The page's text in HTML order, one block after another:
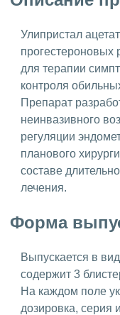
Улипристал
прогестероновых
для терапии
контроля
Препарат
неинвазивного
регуляции
планового
составе
лечения.
Форма
Выпускается в
содержит 3
На каждом поле
дозировка, серия